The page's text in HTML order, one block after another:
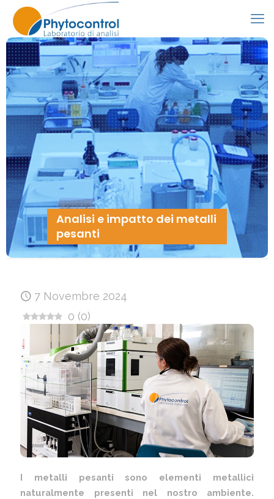
Analisi e impatto dei metalli
pesanti
7 Novembre 2024
0 (0)
I metalli pesanti sono elementi metallici
naturalmente presenti nel nostro ambiente.